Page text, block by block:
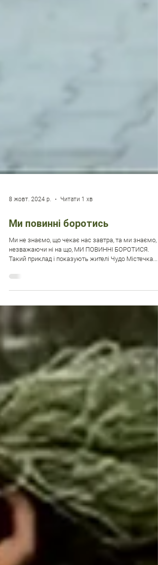
8 жовт. 2024 р. Читати 1 хв
Ми повинні боротись
Ми не знаємо, що чекає нас завтра, та ми знаємо,
Такий приклад і показують жителі Чудо Містечка...